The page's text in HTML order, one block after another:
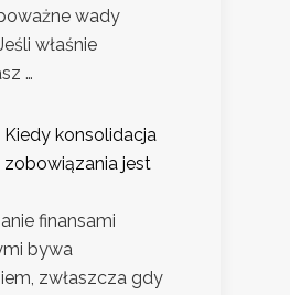
wady
właśnie
…
Kiedy konsolidacja
zobowiązania jest
finansami
bywa
zwłaszcza gdy